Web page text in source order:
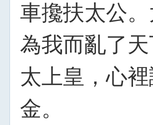
車攙扶太公
為我而亂了
太上皇，心
金。